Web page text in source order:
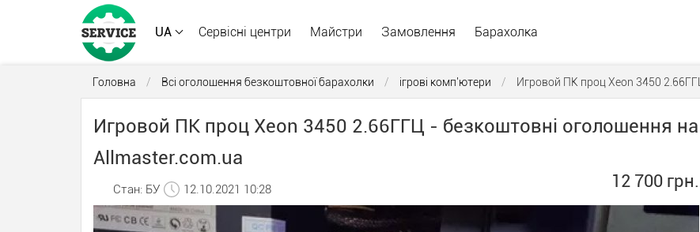
UA Сервісні центри Майстри Замовлення Барахолка
Головна / Всі оголошення безкоштовної барахолки / ігрові комп'ютери / Игровой ПК проц Xeon 3450 2.66ГГЦ
Игровой ПК проц Xeon 3450 2.66ГГЦ - безкоштовні оголошення на
Allmaster.com.ua
12 700 грн.
Стан: БУ 12.10.2021 10:28